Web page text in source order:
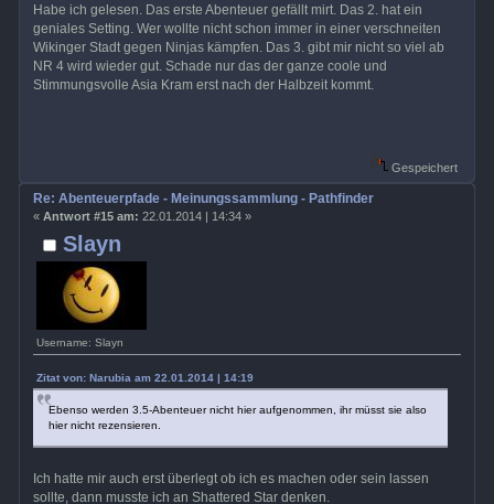
Habe ich gelesen. Das erste Abenteuer gefällt mirt. Das 2. hat ein
geniales Setting. Wer wollte nicht schon immer in einer verschneiten
Wikinger Stadt gegen Ninjas kämpfen. Das 3. gibt mir nicht so viel ab
NR 4 wird wieder gut. Schade nur das der ganze coole und
Stimmungsvolle Asia Kram erst nach der Halbzeit kommt.
Gespeichert
Slayn
Username: Slayn
Re: Abenteuerpfade - Meinungssammlung - Pathfinder
« Antwort #15 am: 22.01.2014 | 14:34 »
Zitat von: Narubia am 22.01.2014 | 14:19
Ebenso werden 3.5-Abenteuer nicht hier aufgenommen, ihr müsst sie also
hier nicht rezensieren.
Ich hatte mir auch erst überlegt ob ich es machen oder sein lassen
sollte, dann musste ich an Shattered Star denken.